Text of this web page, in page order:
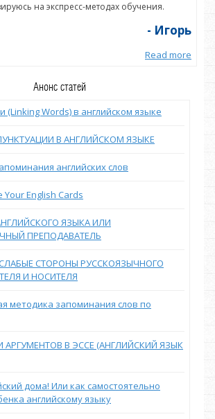
на экспресс-методах обучения.
- Игорь
Read more
Анонс статей
(Linking Words) в английском языке
В АНГЛИЙСКОМ ЯЗЫКЕ
английских слов
English Cards
ЯЗЫКА ИЛИ
ПРЕПОДАВАТЕЛЬ
СТОРОНЫ РУССКОЯЗЫЧНОГО
И НОСИТЕЛЯ
методика запоминания слов по
АРГУМЕНТОВ В ЭССЕ (АНГЛИЙСКИЙ ЯЗЫК
дома! Или как самостоятельно
английскому языку